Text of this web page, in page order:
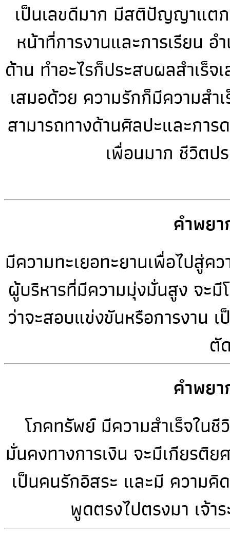
เป็นเลขดีมาก มีสติปัญญาแต
หน้าที่การงานและการเรียน อ
ด้าน ทำอะไรก็ประสบผลสำเร็
เสมอด้วย ความรักก็มีความส
สามารถทางด้านศิลปะและกา
เพื่อนมาก ชีวิตป
คำพย
มีความทะเยอทะยานเพื่อไปสู่ค
ผู้บริหารที่มีความมุ่งมั่นสูง จะ
ว่าจะสอบแข่งขันหรือการงาน
ตั
คำพย
โภคทรัพย์ มีความสำเร็จใน
มั่นคงทางการเงิน จะมีเกียรติ
เป็นคนรักอิสระ และมี ความ
พูดตรงไปตรงมา เจ้า